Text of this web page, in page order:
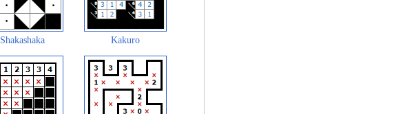
Shakashaka Kakuro